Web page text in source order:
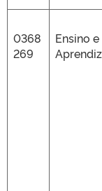
0368
269
Ensino e